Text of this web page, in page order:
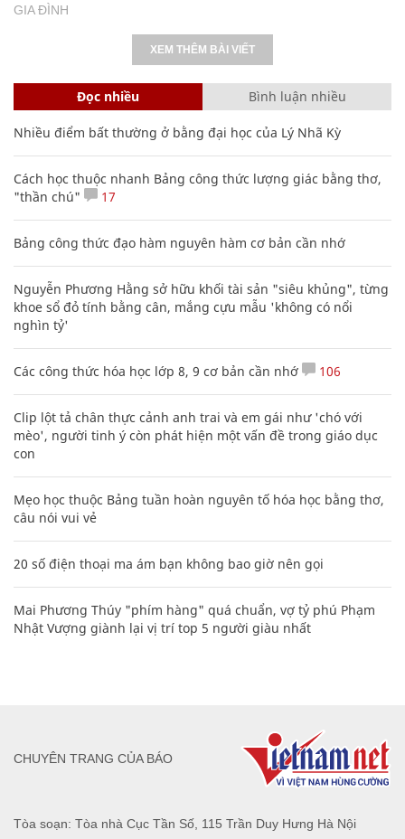
GIA ĐÌNH
XEM THÊM BÀI VIẾT
Đọc nhiều Bình luận nhiều
Nhiều điểm bất thường ở bằng đại học của Lý Nhã Kỳ
Cách học thuộc nhanh Bảng công thức lượng giác bằng thơ,
"thần chú"
17
Bảng công thức đạo hàm nguyên hàm cơ bản cần nhớ
Nguyễn Phương Hằng sở hữu khối tài sản "siêu khủng", từng
khoe sổ đỏ tính bằng cân, mắng cựu mẫu 'không có nổi
nghìn tỷ'
Các công thức hóa học lớp 8, 9 cơ bản cần nhớ 106
Clip lột tả chân thực cảnh anh trai và em gái như 'chó với
mèo', người tinh ý còn phát hiện một vấn đề trong giáo dục
con
Mẹo học thuộc Bảng tuần hoàn nguyên tố hóa học bằng thơ,
câu nói vui vẻ
20 số điện thoại ma ám bạn không bao giờ nên gọi
Mai Phương Thúy "phím hàng" quá chuẩn, vợ tỷ phú Phạm
Nhật Vượng giành lại vị trí top 5 người giàu nhất
Tòa soạn: Tòa nhà Cục Tần Số, 115 Trần Duy Hưng Hà Nội
CHUYÊN TRANG CỦA BÁO